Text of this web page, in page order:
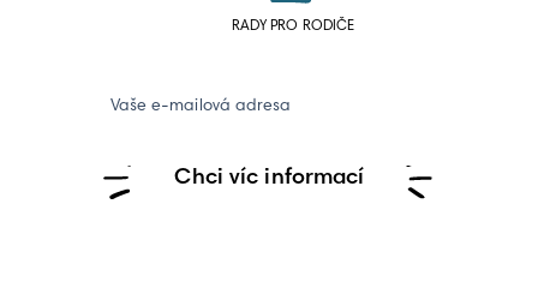
RADY PRO RODIČE
Vaše e-mailová adresa
Chci víc informací